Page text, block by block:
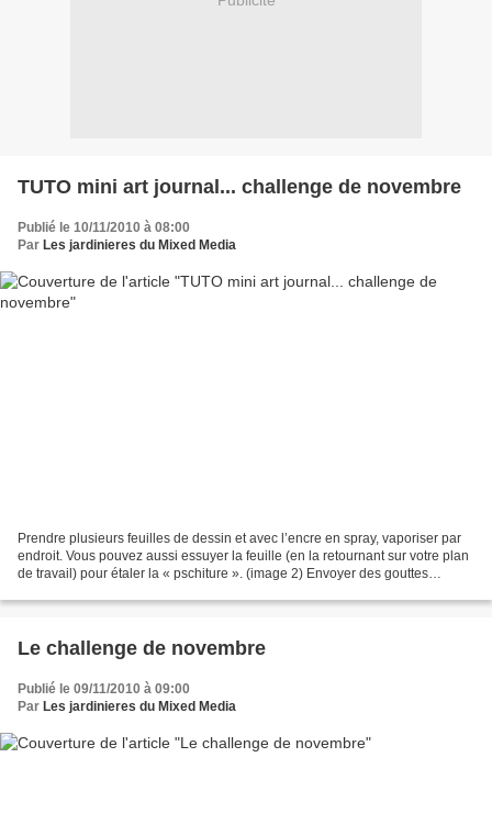
TUTO mini art journal... challenge de novembre
Publié le 10/11/2010 à 08:00
Par Les jardinieres du Mixed Media
Prendre plusieurs feuilles de dessin et avec l’encre en spray, vaporiser par
endroit. Vous pouvez aussi essuyer la feuille (en la retournant sur votre plan
de travail) pour étaler la « pschiture ». (image 2) Envoyer des gouttes
Le challenge de novembre
Publié le 09/11/2010 à 09:00
Par Les jardinieres du Mixed Media